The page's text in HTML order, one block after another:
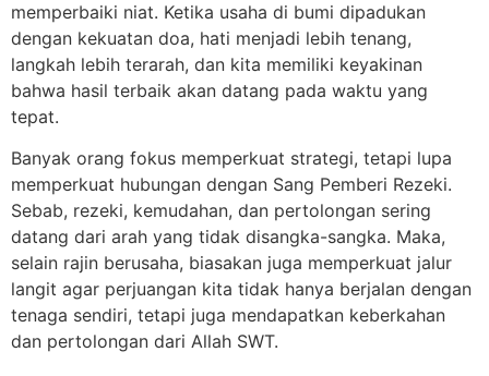
memperbaiki niat. Ketika usaha di bumi dipadukan
dengan kekuatan doa, hati menjadi lebih tenang,
langkah lebih terarah, dan kita memiliki keyakinan
bahwa hasil terbaik akan datang pada waktu yang
tepat.
Banyak orang fokus memperkuat strategi, tetapi lupa
memperkuat hubungan dengan Sang Pemberi Rezeki.
Sebab, rezeki, kemudahan, dan pertolongan sering
datang dari arah yang tidak disangka-sangka. Maka,
selain rajin berusaha, biasakan juga memperkuat jalur
langit agar perjuangan kita tidak hanya berjalan dengan
tenaga sendiri, tetapi juga mendapatkan keberkahan
dan pertolongan dari Allah SWT.